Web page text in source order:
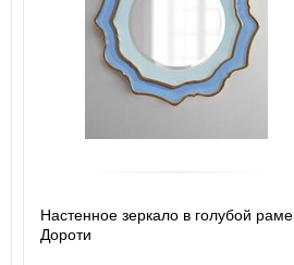
Настенное зеркало в голубой раме
Дороти